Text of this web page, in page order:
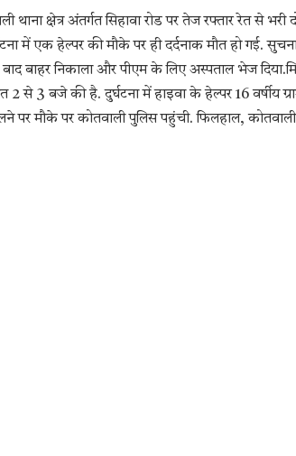
क्षेत्र अंतर्गत सिहावा रोड पर तेज रफ्तार रेत से
में एक हेल्पर की मौके पर ही दर्दनाक मौत हो गई.
बाहर निकाला और पीएम के लिए अस्पताल भेज
से 3 बजे की है. दुर्घटना में हाइवा के हेल्पर 16 वर्षीय
पर मौके पर कोतवाली पुलिस पहुंची. फिलहाल,